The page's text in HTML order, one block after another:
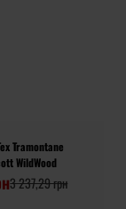
Tramontane
WildWood
3 237,29 грн